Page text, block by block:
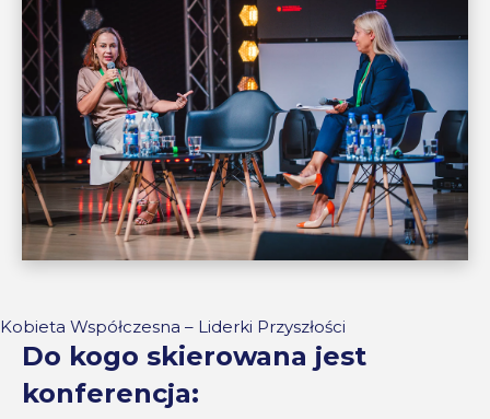
Kobieta Współczesna – Liderki Przyszłości
Do kogo skierowana jest
konferencja: